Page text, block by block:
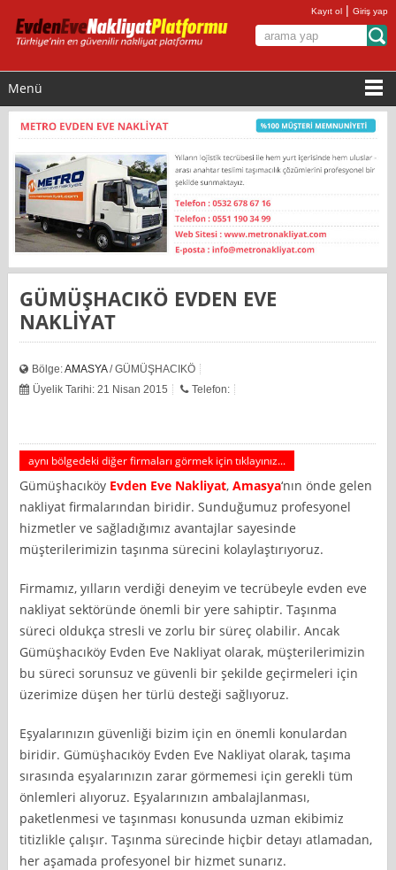
Kayıt ol |Giriş yap
Menü
GÜMÜŞHACIKÖ EVDEN EVE
NAKLİYAT
Bölge:AMASYA/ GÜMÜŞHACIKÖ
Üyelik Tarihi: 21 Nisan 2015
Telefon:
aynı bölgedeki diğer firmaları görmek için tıklayınız...
Gümüşhacıköy Evden Eve Nakliyat,Amasya‘nın önde gelen
nakliyat firmalarından biridir. Sunduğumuz profesyonel
hizmetler ve sağladığımız avantajlar sayesinde
müşterilerimizin taşınma sürecini kolaylaştırıyoruz.
Firmamız, yılların verdiği deneyim ve tecrübeyle evden eve
nakliyat sektöründe önemli bir yere sahiptir. Taşınma
süreci oldukça stresli ve zorlu bir süreç olabilir. Ancak
Gümüşhacıköy Evden Eve Nakliyat olarak, müşterilerimizin
bu süreci sorunsuz ve güvenli bir şekilde geçirmeleri için
üzerimize düşen her türlü desteği sağlıyoruz.
Eşyalarınızın güvenliği bizim için en önemli konulardan
biridir. Gümüşhacıköy Evden Eve Nakliyat olarak, taşıma
sırasında eşyalarınızın zarar görmemesi için gerekli tüm
önlemleri alıyoruz. Eşyalarınızın ambalajlanması,
paketlenmesi ve taşınması konusunda uzman ekibimiz
titizlikle çalışır. Taşınma sürecinde hiçbir detayı atlamadan,
her aşamada profesyonel bir hizmet sunarız.